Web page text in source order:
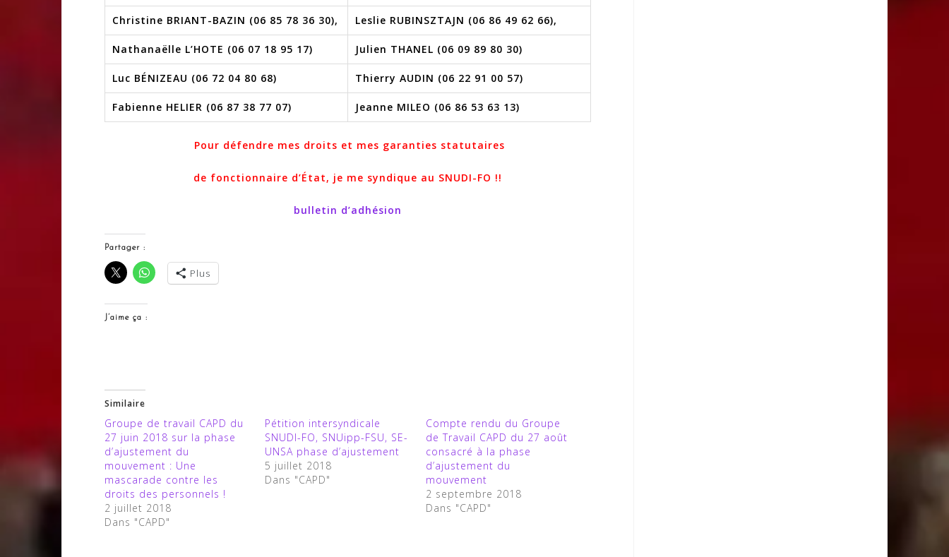
Christine BRIANT-BAZIN (06 85 78 36 30), Leslie RUBINSZTAJN (06 86 49 62 66),
Nathanaëlle L’HOTE (06 07 18 95 17) Julien THANEL (06 09 89 80 30)
Luc BÉNIZEAU (06 72 04 80 68) Thierry AUDIN (06 22 91 00 57)
Fabienne HELIER (06 87 38 77 07) Jeanne MILEO (06 86 53 63 13)
Pour défendre mes droits et mes garanties statutaires
de fonctionnaire d’État, je me syndique au SNUDI-FO !!
bulletin d’adhésion
Partager :
Plus
J’aime ça :
Similaire
Groupe de travail CAPD du
27 juin 2018 sur la phase
d’ajustement du
mouvement : Une
mascarade contre les
droits des personnels !
2 juillet 2018
Dans "CAPD"
Pétition intersyndicale
SNUDI-FO, SNUipp-FSU, SE-
UNSA phase d’ajustement
5 juillet 2018
Dans "CAPD"
Compte rendu du Groupe
de Travail CAPD du 27 août
consacré à la phase
d’ajustement du
mouvement
2 septembre 2018
Dans "CAPD"